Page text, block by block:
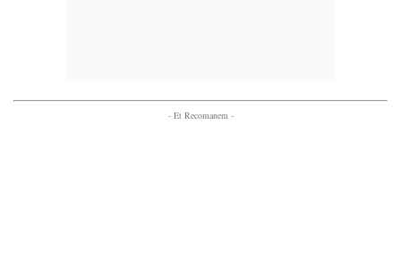
- Et Recomanem -